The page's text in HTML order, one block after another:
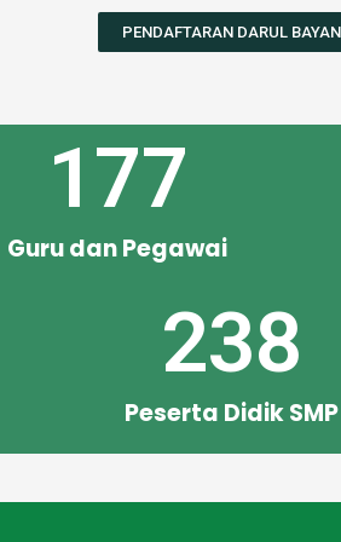
PENDAFTARAN DARUL BAYAN
Guru dan Pegawai
177
Peserta Didik SMP
238